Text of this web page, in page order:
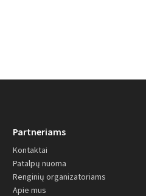
Partneriams
Kontaktai
Patalpų nuoma
Renginių organizatoriams
Apie mus